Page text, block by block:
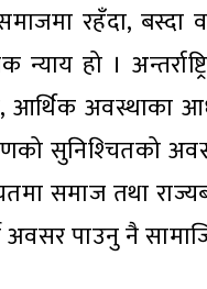
रहँदा,
न्याय हो ।
आर्थिक
सुनिश्‍चितको
समाज तथा
अवसर पाउनु नै